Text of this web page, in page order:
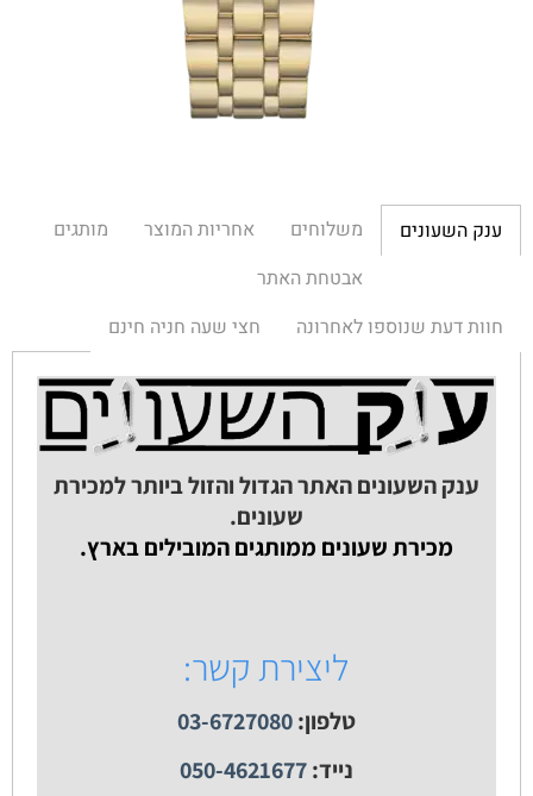
ענק השעונים משלוחים אחריות המוצר
מותגים
אבטחת האתר
חוות דעת שנוספו לאחרונה
חצי שעה חניה חינם
ענק השעונים האתר הגדול והזול ביותר למכירת
שעונים.
מכירת שעונים ממותגים המובילים בארץ.
ליצירת קשר:
טלפון:03-6727080
נייד:050-4621677